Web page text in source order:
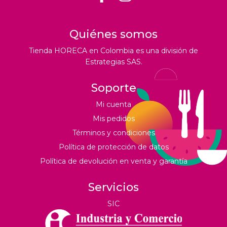
Quiénes somos
Tienda HORECA en Colombia es una división de
Estrategias SAS.
Soporte
Mi cuenta
Mis pedidos
Términos y condiciones
Política de protección de datos
Política de devolución en venta y garantía
Servicios
SIC